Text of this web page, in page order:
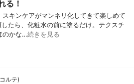
る！
キンケアがマンネリ化してきて楽しめて
たら、化粧水の前に塗るだけ。テクスチ
のかな…続きを見る
ルテ)